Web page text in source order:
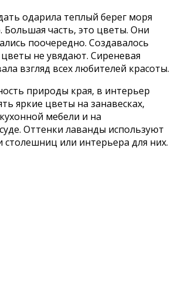
одарила теплый берег моря
Большая часть, это цветы. Они
поочередно. Создавалось
не увядают. Сиреневая
взгляд всех любителей красоты.
природы края, в интерьер
яркие цветы на занавесках,
мебели и на
Оттенки лаванды используют
столешниц или интерьера для них.